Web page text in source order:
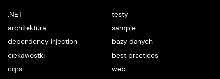
.NET
testy
architektura
sample
dependency injection
bazy danych
ciekawostki
best practices
cqrs
web